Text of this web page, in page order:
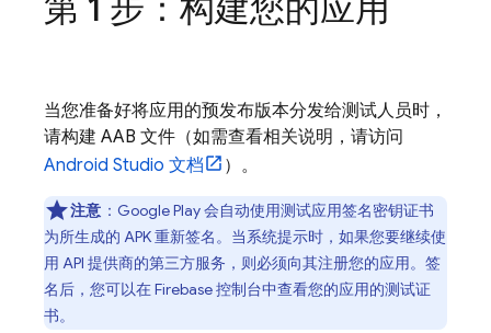
第 1 步：构建您的应用
当您准备好将应用的预发布版本分发给测试人员时，
请构建 AAB 文件（如需查看相关说明，请访问
Android Studio 文档
）。
注意 ：Google Play 会自动使用测试应用签名密钥证书
为所生成的 APK 重新签名。当系统提示时，如果您要继续使
用 API 提供商的第三方服务，则必须向其注册您的应用。签
名后，您可以在Firebase控制台中查看您的应用的测试证
书。